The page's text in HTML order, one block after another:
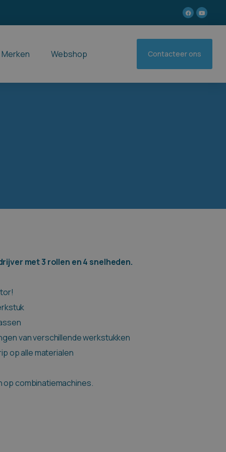
Merken Webshop Contacteer ons
met 3 rollen en 4 snelheden.
van verschillende werkstukken
op alle materialen
op combinatiemachines.